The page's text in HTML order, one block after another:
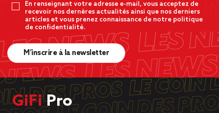
En renseignant votre adresse e-mail, vous acceptez de
recevoir nos dernères actualités ainsi que nos derniers
articles et vous prenez connaissance de notre politique
de confidentialité.
M’inscrire à la newsletter
GiFiPro